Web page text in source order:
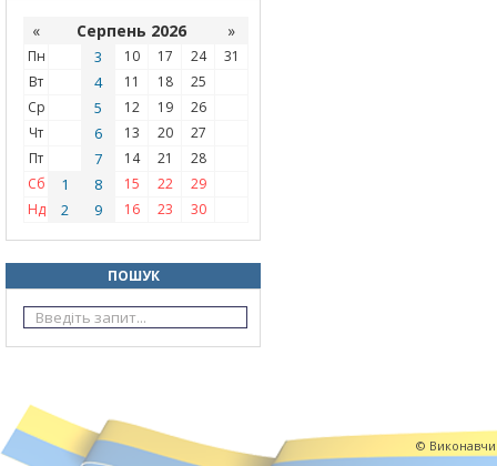
« Серпень 2026 »
Пн 3 10 17 24
31
Вт
4 11 18
25
Ср
5 12 19
26
Чт
6 13 20
27
Пт
7 14 21
28
Сб
1 8 15 22
29
Нд
2 9 16 23 30
ПОШУК
©